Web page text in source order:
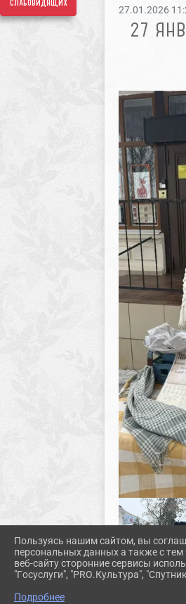
слабовидящих
27.01.2026
27
Пользуясь нашим сайтом, вы
персональных данных а также с
веб-сайту сторонние сервисы
"Госуслуги", "PRO.Культура",
Подробнее